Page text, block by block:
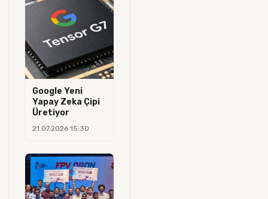
Google Yeni
Yapay Zeka Çipi
Üretiyor
21.07.2026 15:30